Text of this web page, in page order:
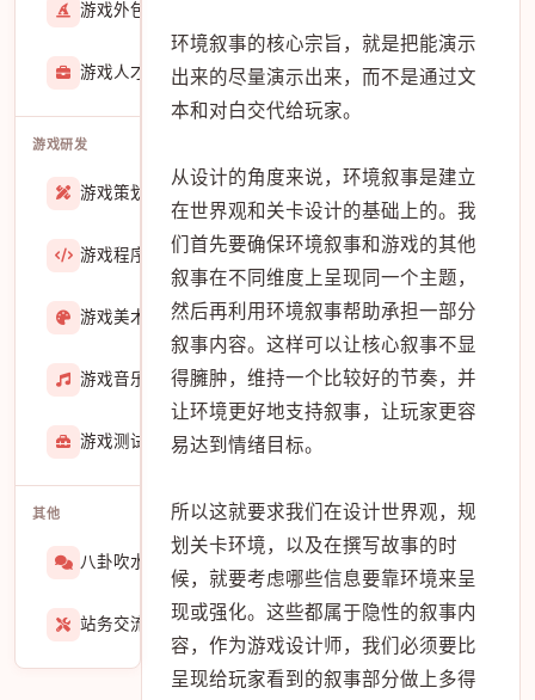
游戏外包
游戏人才招聘51770
游戏研发
游戏策划
游戏程序 36423
游戏美术 3601
游戏音乐 724
游戏测试与GM273
其他
八卦吹水
站务交流
环境叙事的核心宗旨，就是把能演示
出来的尽量演示出来，而不是通过文
本和对白交代给玩家。
从设计的角度来说，环境叙事是建立
在世界观和关卡设计的基础上的。我
们首先要确保环境叙事和游戏的其他
叙事在不同维度上呈现同一个主题，
然后再利用环境叙事帮助承担一部分
叙事内容。这样可以让核心叙事不显
得臃肿，维持一个比较好的节奏，并
让环境更好地支持叙事，让玩家更容
易达到情绪目标。
所以这就要求我们在设计世界观，规
划关卡环境，以及在撰写故事的时
候，就要考虑哪些信息要靠环境来呈
现或强化。这些都属于隐性的叙事内
容，作为游戏设计师，我们必须要比
呈现给玩家看到的叙事部分做上多得